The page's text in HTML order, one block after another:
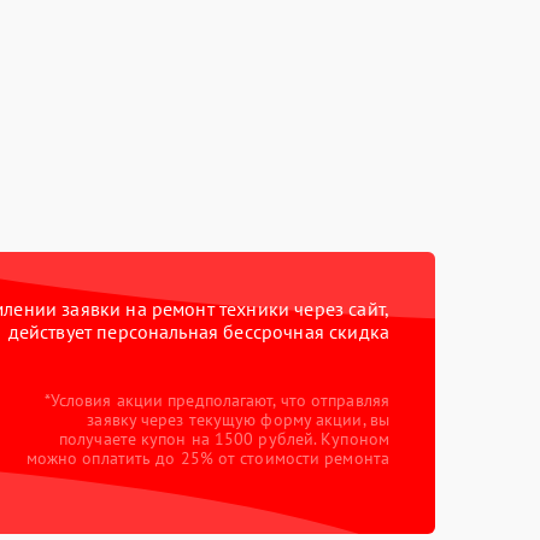
заявки на ремонт техники через сайт,
действует персональная бессрочная скидка
*Условия акции предполагают, что отправляя
заявку через текущую форму акции, вы
получаете купон на 1500 рублей. Купоном
можно оплатить до 25% от стоимости ремонта